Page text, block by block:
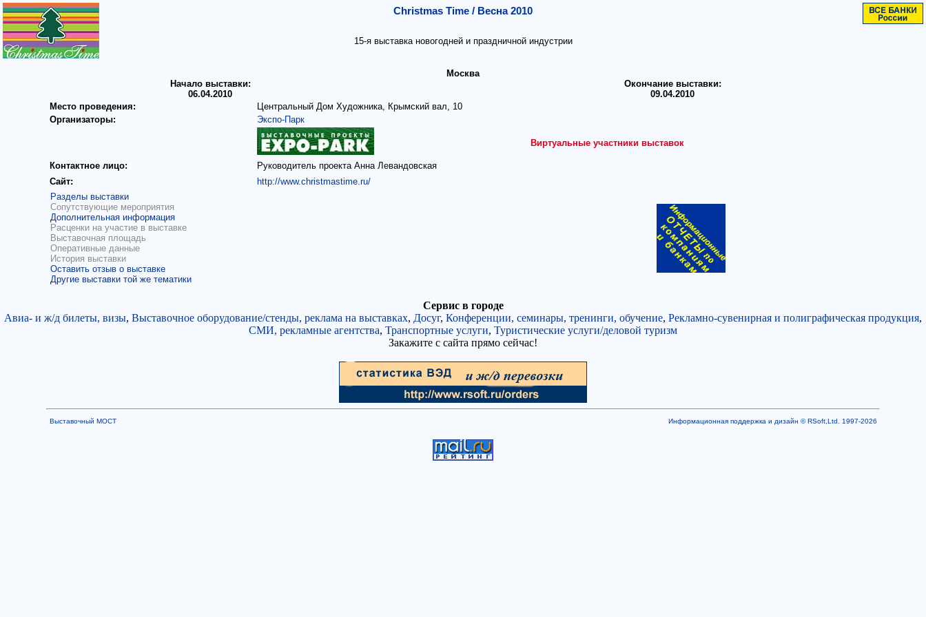
Christmas Time / Весна 2010
15-я выставка новогодней и праздничной индустрии
Москва
Начало выставки:
06.04.2010
Окончание выставки:
09.04.2010
Место проведения:
Центральный Дом Художника, Крымский вал, 10
Организаторы:
Экспо-Парк
Виртуальные участники выставок
Контактное лицо:
Руководитель проекта Анна Левандовская
Сайт:
http://www.christmastime.ru/
Разделы выставки
Сопутствующие мероприятия
Дополнительная информация
Расценки на участие в выставке
Выставочная площадь
Оперативные данные
История выставки
Оставить отзыв о выставке
Другие выставки той же тематики
Сервис в городе
Авиа- и ж/д билеты, визы, Выставочное оборудование/стенды, реклама на выставках, Досуг, Конференции, семинары, тренинги, обучение, Рекламно-сувенирная и полиграфическая продукция,
СМИ, рекламные агентства, Транспортные услуги, Туристические услуги/деловой туризм
Закажите с сайта прямо сейчас!
Выставочный МОСТ Информационная поддержка и дизайн © RSoft,Ltd. 1997-2026